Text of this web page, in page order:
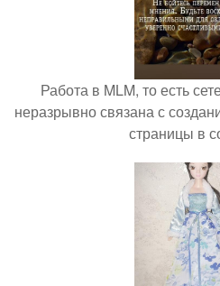
Работа в MLM, то есть
неразрывно связана с
страницы в